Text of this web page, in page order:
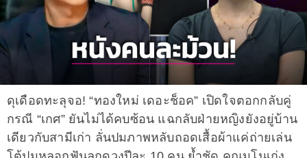
ดุเดือดทะลุจอ! “ทองใหม่ เดอะช็อค” เปิดใจตอกกลับคู่
กรณี “เกศ” ยันไม่ได้คบซ้อน แฉกลับฝ่ายหญิงยังอยู่บ้าน
เดียวกับสามีเก่า ลั่นปมภาพหลับถอดเสื้อผ้าแค่ถ่ายเล่น